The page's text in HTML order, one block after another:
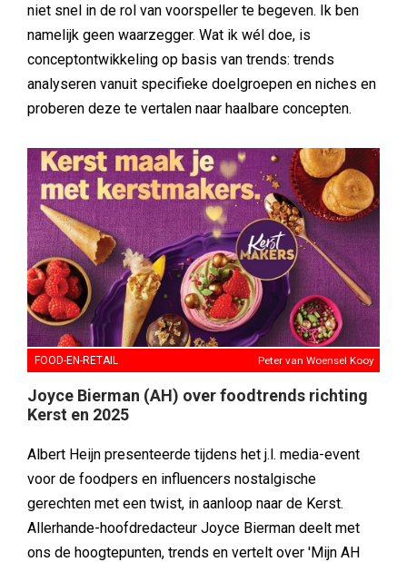
niet snel in de rol van voorspeller te begeven. Ik ben
namelijk geen waarzegger. Wat ik wél doe, is
conceptontwikkeling op basis van trends: trends
analyseren vanuit specifieke doelgroepen en niches en
proberen deze te vertalen naar haalbare concepten.
FOOD-EN-RETAIL Peter van Woensel Kooy
Joyce Bierman (AH) over foodtrends richting
Kerst en 2025
Albert Heijn presenteerde tijdens het j.l. media-event
voor de foodpers en influencers nostalgische
gerechten met een twist, in aanloop naar de Kerst.
Allerhande-hoofdredacteur Joyce Bierman deelt met
ons de hoogtepunten, trends en vertelt over 'Mijn AH